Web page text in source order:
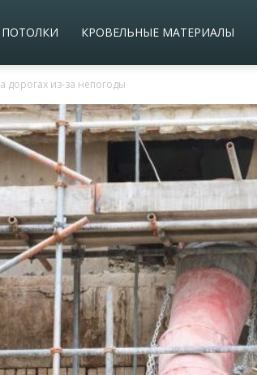
ПОТОЛКИ КРОВЕЛЬНЫЕ МАТЕРИАЛЫ
дорогах из-за непогоды